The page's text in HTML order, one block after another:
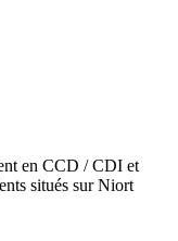
en CCD / CDI et
situés sur Niort